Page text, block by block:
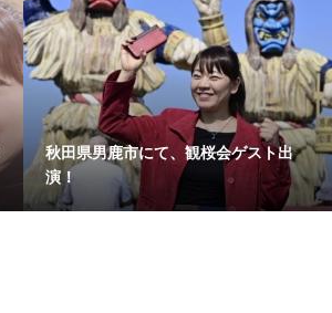
秋田県男鹿市にて、観桜会ゲスト出
演！